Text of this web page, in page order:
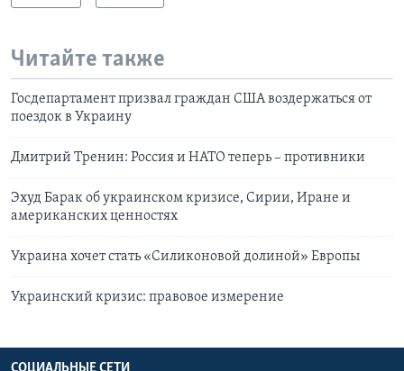
Читайте также
Госдепартамент призвал граждан США воздержаться от
поездок в Украину
Дмитрий Тренин: Россия и НАТО теперь – противники
Эхуд Барак об украинском кризисе, Сирии, Иране и
американских ценностях
Украина хочет стать «Силиконовой долиной» Европы
Украинский кризис: правовое измерение